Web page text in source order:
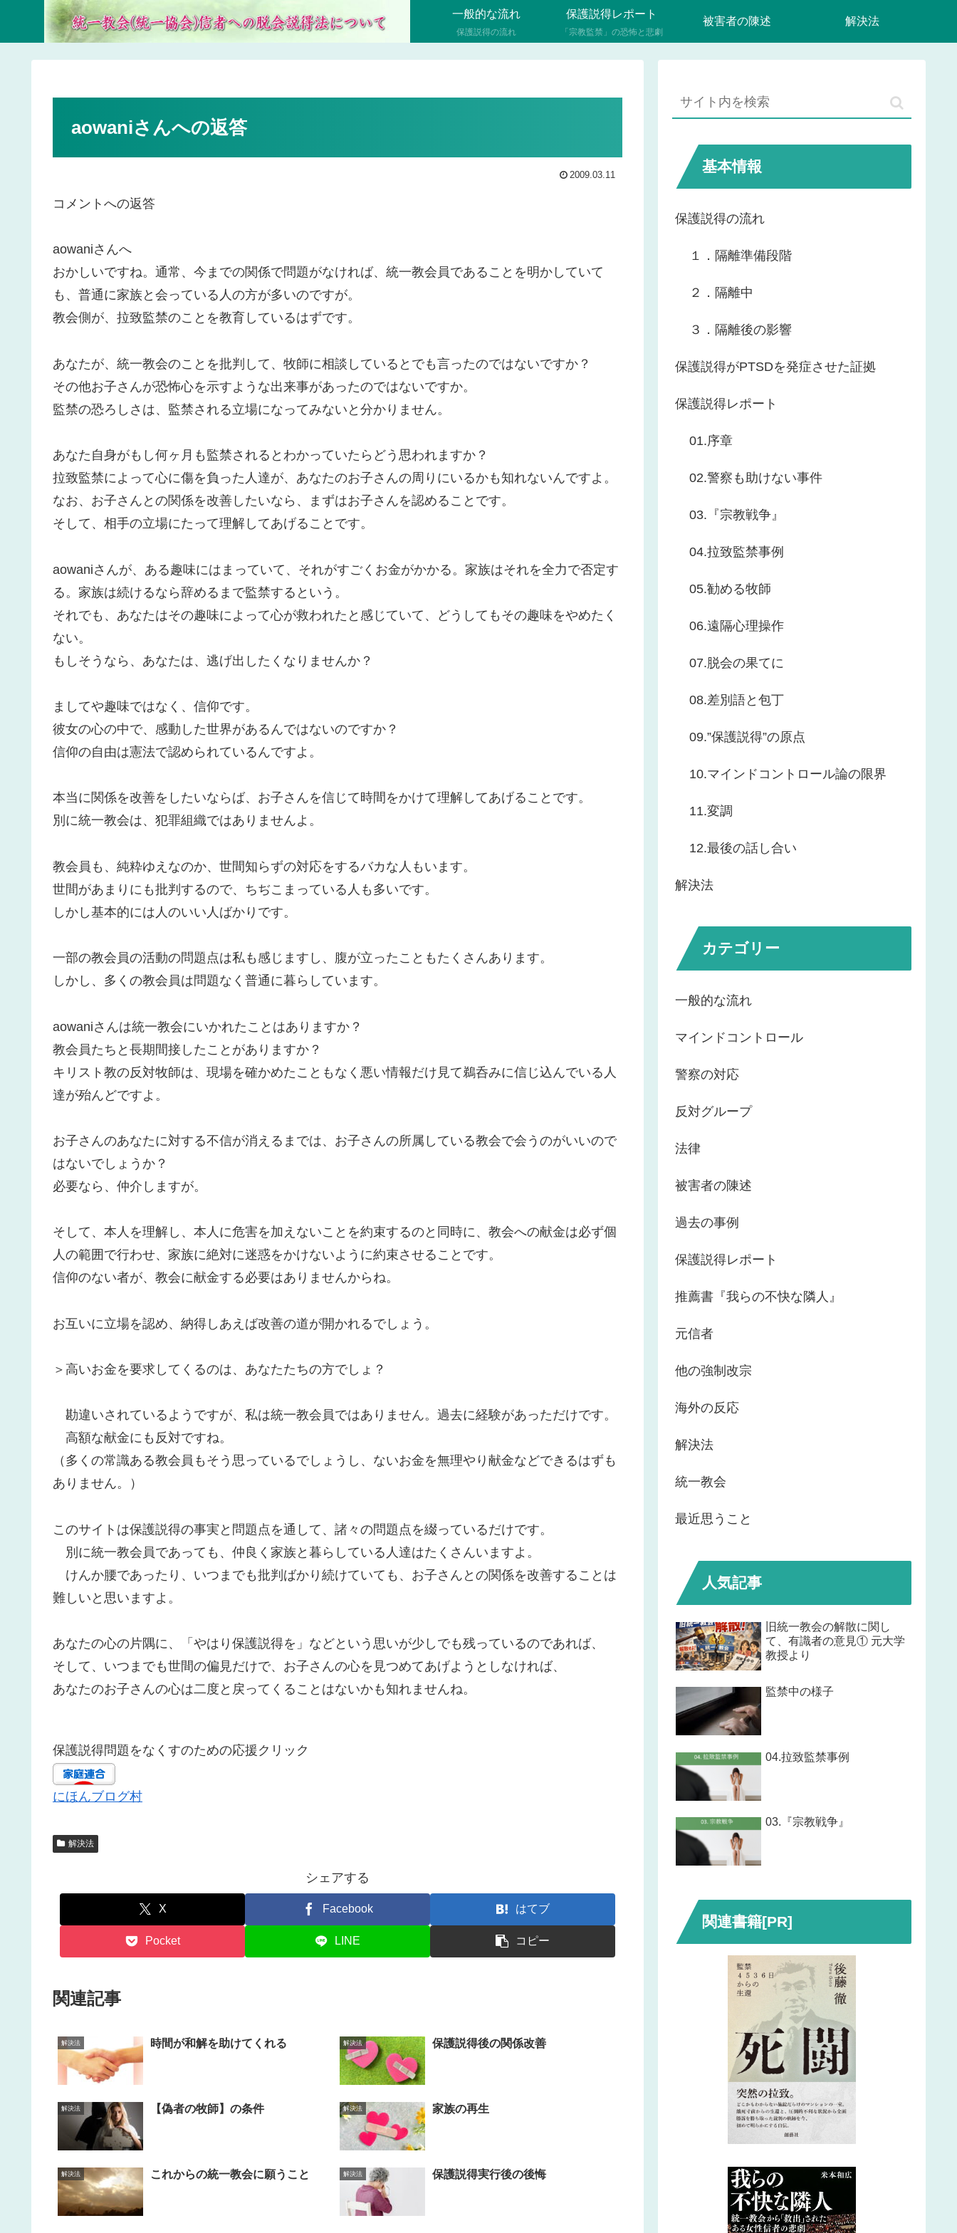
一般的な流れ
保護説得の流れ
保護説得レポート
「宗教監禁」の恐怖と悲劇
被害者の陳述 解決法
aowaniさんへの返答
2009.03.11
コメントへの返答
aowaniさんへ
おかしいですね。通常、今までの関係で問題がなければ、統一教会員であることを明かしていて
も、普通に家族と会っている人の方が多いのですが。
教会側が、拉致監禁のことを教育しているはずです。
あなたが、統一教会のことを批判して、牧師に相談しているとでも言ったのではないですか？
その他お子さんが恐怖心を示すような出来事があったのではないですか。
監禁の恐ろしさは、監禁される立場になってみないと分かりません。
あなた自身がもし何ヶ月も監禁されるとわかっていたらどう思われますか？
拉致監禁によって心に傷を負った人達が、あなたのお子さんの周りにいるかも知れないんですよ。
なお、お子さんとの関係を改善したいなら、まずはお子さんを認めることです。
そして、相手の立場にたって理解してあげることです。
aowaniさんが、ある趣味にはまっていて、それがすごくお金がかかる。家族はそれを全力で否定す
る。家族は続けるなら辞めるまで監禁するという。
それでも、あなたはその趣味によって心が救われたと感じていて、どうしてもその趣味をやめたく
ない。
もしそうなら、あなたは、逃げ出したくなりませんか？
ましてや趣味ではなく、信仰です。
彼女の心の中で、感動した世界があるんではないのですか？
信仰の自由は憲法で認められているんですよ。
本当に関係を改善をしたいならば、お子さんを信じて時間をかけて理解してあげることです。
別に統一教会は、犯罪組織ではありませんよ。
教会員も、純粋ゆえなのか、世間知らずの対応をするバカな人もいます。
世間があまりにも批判するので、ちぢこまっている人も多いです。
しかし基本的には人のいい人ばかりです。
一部の教会員の活動の問題点は私も感じますし、腹が立ったこともたくさんあります。
しかし、多くの教会員は問題なく普通に暮らしています。
aowaniさんは統一教会にいかれたことはありますか？
教会員たちと長期間接したことがありますか？
キリスト教の反対牧師は、現場を確かめたこともなく悪い情報だけ見て鵜呑みに信じ込んでいる人
達が殆んどですよ。
お子さんのあなたに対する不信が消えるまでは、お子さんの所属している教会で会うのがいいので
はないでしょうか？
必要なら、仲介しますが。
そして、本人を理解し、本人に危害を加えないことを約束するのと同時に、教会への献金は必ず個
人の範囲で行わせ、家族に絶対に迷惑をかけないように約束させることです。
信仰のない者が、教会に献金する必要はありませんからね。
お互いに立場を認め、納得しあえば改善の道が開かれるでしょう。
＞高いお金を要求してくるのは、あなたたちの方でしょ？
勘違いされているようですが、私は統一教会員ではありません。過去に経験があっただけです。
高額な献金にも反対ですね。
（多くの常識ある教会員もそう思っているでしょうし、ないお金を無理やり献金などできるはずも
ありません。）
このサイトは保護説得の事実と問題点を通して、諸々の問題点を綴っているだけです。
別に統一教会員であっても、仲良く家族と暮らしている人達はたくさんいますよ。
けんか腰であったり、いつまでも批判ばかり続けていても、お子さんとの関係を改善することは
難しいと思いますよ。
あなたの心の片隅に、「やはり保護説得を」などという思いが少しでも残っているのであれば、
そして、いつまでも世間の偏見だけで、お子さんの心を見つめてあげようとしなければ、
あなたのお子さんの心は二度と戻ってくることはないかも知れませんね。
保護説得問題をなくすのための応援クリック
にほんブログ村
解決法
シェアする
X Facebook はてブ
Pocket LINE コピー
関連記事
解決法 時間が和解を助けてくれる 解決法 保護説得後の関係改善
解決法 【偽者の牧師】の条件 解決法 家族の再生
解決法 これからの統一教会に願うこと 解決法 保護説得実行後の後悔
基本情報
保護説得の流れ
１．隔離準備段階
２．隔離中
３．隔離後の影響
保護説得がPTSDを発症させた証拠
保護説得レポート
01.序章
02.警察も助けない事件
03.『宗教戦争』
04.拉致監禁事例
05.勧める牧師
06.遠隔心理操作
07.脱会の果てに
08.差別語と包丁
09.”保護説得”の原点
10.マインドコントロール論の限界
11.変調
12.最後の話し合い
解決法
カテゴリー
一般的な流れ
マインドコントロール
警察の対応
反対グループ
法律
被害者の陳述
過去の事例
保護説得レポート
推薦書『我らの不快な隣人』
元信者
他の強制改宗
海外の反応
解決法
統一教会
最近思うこと
人気記事
旧統一教会の解散に関し
て、有識者の意見① 元大学
教授より
監禁中の様子
04.拉致監禁事例
03.『宗教戦争』
関連書籍[PR]